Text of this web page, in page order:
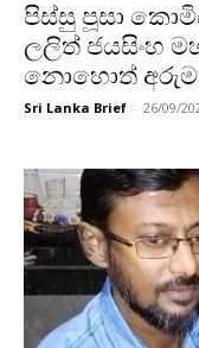
පිස්සු පූසා
ලලිත් ජයසිංහ
නොහොත් අරුම
Sri Lanka Brief - 26/09/